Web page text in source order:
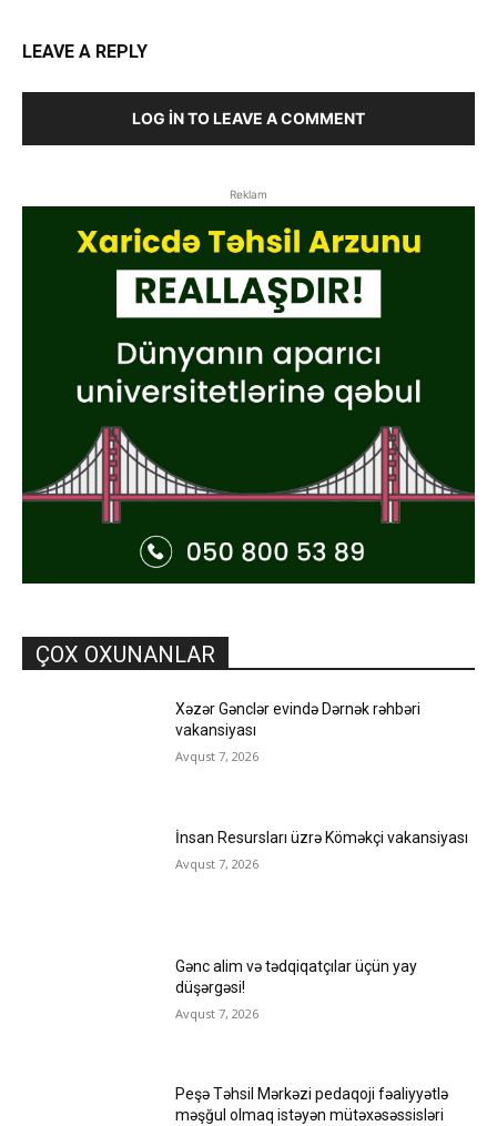
LEAVE A REPLY
LOG IN TO LEAVE A COMMENT
Reklam
ÇOX OXUNANLAR
Xəzər Gənclər evində Dərnək rəhbəri
vakansiyası
Avqust 7, 2026
İnsan Resursları üzrə Köməkçi vakansiyası
Avqust 7, 2026
Gənc alim və tədqiqatçılar üçün yay
düşərgəsi!
Avqust 7, 2026
Peşə Təhsil Mərkəzi pedaqoji fəaliyyətlə
məşğul olmaq istəyən mütəxəsəssisləri